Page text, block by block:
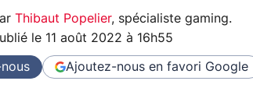
Thibaut Popelier, spécialiste gaming.
le 11 août 2022 à 16h55
Ajoutez-nous en favori Google